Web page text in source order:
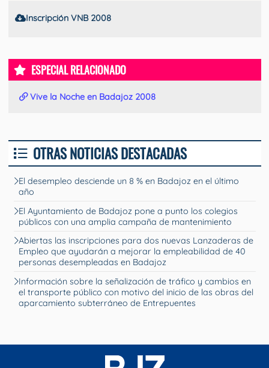
Inscripción VNB 2008
ESPECIAL RELACIONADO
Vive la Noche en Badajoz 2008
OTRAS NOTICIAS DESTACADAS
El desempleo desciende un 8 % en Badajoz en el último
año
El Ayuntamiento de Badajoz pone a punto los colegios
públicos con una amplia campaña de mantenimiento
Abiertas las inscripciones para dos nuevas Lanzaderas de
Empleo que ayudarán a mejorar la empleabilidad de 40
personas desempleadas en Badajoz
Información sobre la señalización de tráfico y cambios en
el transporte público con motivo del inicio de las obras del
aparcamiento subterráneo de Entrepuentes